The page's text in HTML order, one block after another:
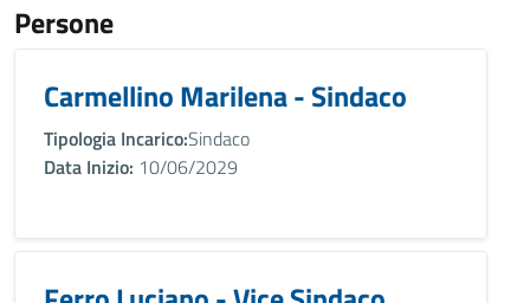
Persone
Carmellino Marilena - Sindaco
Tipologia Incarico:Sindaco
Data Inizio: 10/06/2029